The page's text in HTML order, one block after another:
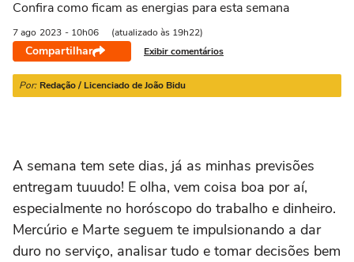
Confira como ficam as energias para esta semana
7 ago 2023 - 10h06 (atualizado às 19h22)
Compartilhar Exibir comentários
Por: Redação / Licenciado de João Bidu
A semana tem sete dias, já as minhas previsões
entregam tuuudo! E olha, vem coisa boa por aí,
especialmente no horóscopo do trabalho e dinheiro.
Mercúrio e Marte seguem te impulsionando a dar
duro no serviço, analisar tudo e tomar decisões bem